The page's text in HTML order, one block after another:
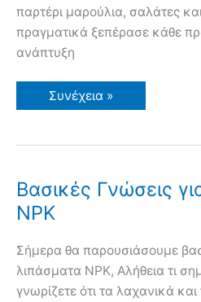
παρτέρι μαρούλια, σαλάτες
πραγματικά ξεπέρασε κάθε
ανάπτυξη
Υπεραπόδοση
στο
με
Wood
Chips
Συνέχεια »
Βασικές Γνώσεις
NPK
Σήμερα θα παρουσιάσουμε
λιπάσματα NPK, Αλήθεια τι
γνωρίζετε ότι τα λαχανικά